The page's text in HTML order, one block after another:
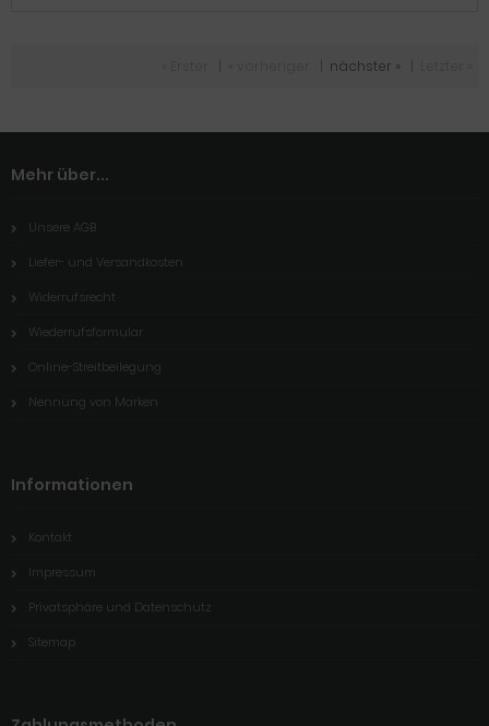
nächster »
Mehr über...
Unsere AGB
Liefer- und Versandkosten
Widerrufsrecht
Wiederrufsformular
Online-Streitbeilegung
Nennung von Marken
Informationen
Kontakt
Impressum
Privatsphäre und Datenschutz
Sitemap